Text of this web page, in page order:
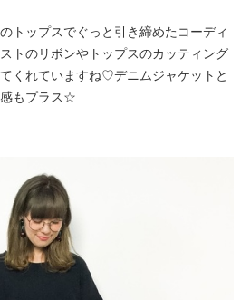
トップスでぐっと引き締めたコーディ
トのリボンやトップスのカッティング
くれていますね♡デニムジャケットと
もプラス☆